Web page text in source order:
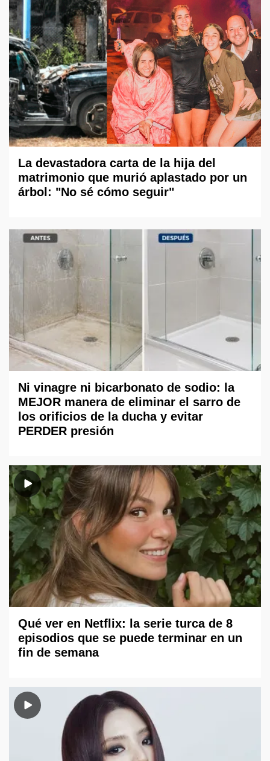
La devastadora carta de la hija del
matrimonio que murió aplastado por un
árbol: "No sé cómo seguir"
Ni vinagre ni bicarbonato de sodio: la
MEJOR manera de eliminar el sarro de
los orificios de la ducha y evitar
PERDER presión
Qué ver en Netflix: la serie turca de 8
episodios que se puede terminar en un
fin de semana